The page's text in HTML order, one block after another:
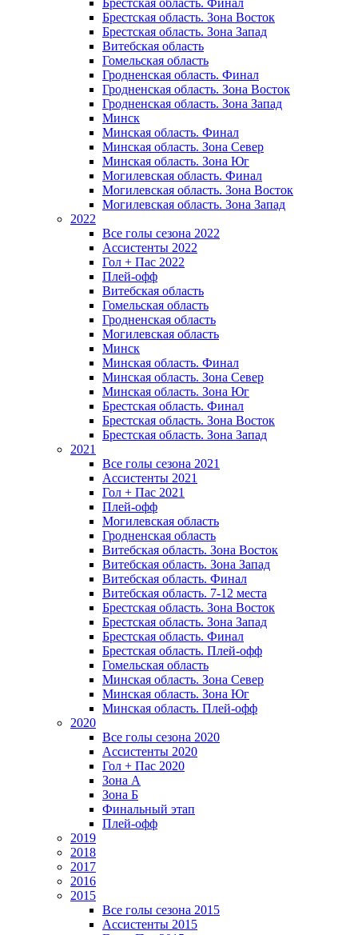
Брестская область. Финал
Брестская область. Зона Восток
Брестская область. Зона Запад
Витебская область
Гомельская область
Гродненская область. Финал
Гродненская область. Зона Восток
Гродненская область. Зона Запад
Минск
Минская область. Финал
Минская область. Зона Север
Минская область. Зона Юг
Могилевская область. Финал
Могилевская область. Зона Восток
Могилевская область. Зона Запад
2022
Все голы сезона 2022
Ассистенты 2022
Гол + Пас 2022
Плей-офф
Витебская область
Гомельская область
Гродненская область
Могилевская область
Минск
Mинская область. Финал
Минская область. Зона Север
Минская область. Зона Юг
Брестская область. Финал
Брестская область. Зона Восток
Брестская область. Зона Запад
2021
Все голы сезона 2021
Ассистенты 2021
Гол + Пас 2021
Плей-офф
Могилевская область
Гродненская область
Витебская область. Зона Восток
Витебская область. Зона Запад
Витебская область. Финал
Витебская область. 7-12 места
Брестская область. Зона Восток
Брестская область. Зона Запад
Брестская область. Финал
Брестская область. Плей-офф
Гомельская область
Минская область. Зона Север
Минская область. Зона Юг
Минская область. Плей-офф
2020
Все голы сезона 2020
Ассистенты 2020
Гол + Пас 2020
Зона А
Зона Б
Финальный этап
Плей-офф
2019
2018
2017
2016
2015
Все голы сезона 2015
Ассистенты 2015